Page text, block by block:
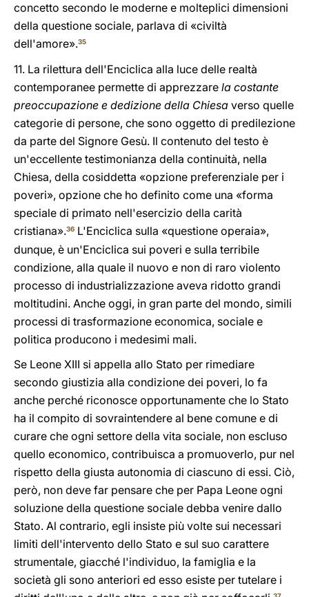
concetto secondo le moderne e molteplici dimensioni
della questione sociale, parlava di «civiltà
dell'amore».35
11. La rilettura dell'Enciclica alla luce delle realtà
contemporanee permette di apprezzare la costante
preoccupazione e dedizione della Chiesa verso quelle
categorie di persone, che sono oggetto di predilezione
da parte del Signore Gesù. Il contenuto del testo è
un'eccellente testimonianza della continuità, nella
Chiesa, della cosiddetta «opzione preferenziale per i
poveri», opzione che ho definito come una «forma
speciale di primato nell'esercizio della carità
cristiana».36 L'Enciclica sulla «questione operaia»,
dunque, è un'Enciclica sui poveri e sulla terribile
condizione, alla quale il nuovo e non di raro violento
processo di industrializzazione aveva ridotto grandi
moltitudini. Anche oggi, in gran parte del mondo, simili
processi di trasformazione economica, sociale e
politica producono i medesimi mali.
Se Leone XIII si appella allo Stato per rimediare
secondo giustizia alla condizione dei poveri, lo fa
anche perché riconosce opportunamente che lo Stato
ha il compito di sovraintendere al bene comune e di
curare che ogni settore della vita sociale, non escluso
quello economico, contribuisca a promuoverlo, pur nel
rispetto della giusta autonomia di ciascuno di essi. Ciò,
però, non deve far pensare che per Papa Leone ogni
soluzione della questione sociale debba venire dallo
Stato. Al contrario, egli insiste più volte sui necessari
limiti dell'intervento dello Stato e sul suo carattere
strumentale, giacché l'individuo, la famiglia e la
società gli sono anteriori ed esso esiste per tutelare i